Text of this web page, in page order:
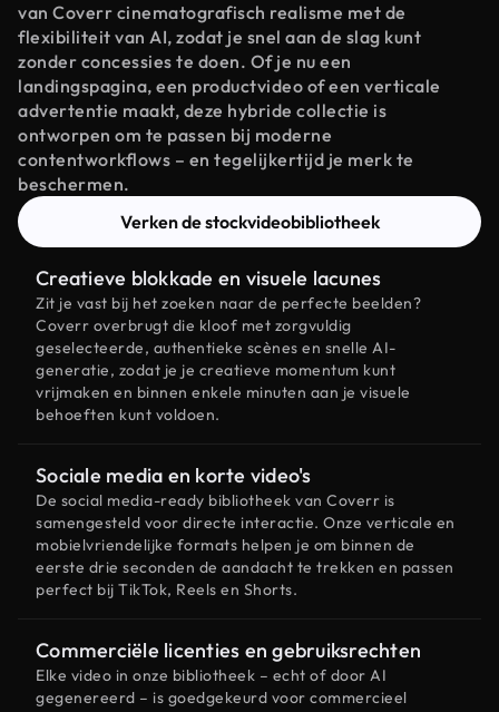
van Coverr cinematografisch realisme met de
flexibiliteit van AI, zodat je snel aan de slag kunt
zonder concessies te doen. Of je nu een
landingspagina, een productvideo of een verticale
advertentie maakt, deze hybride collectie is
ontworpen om te passen bij moderne
contentworkflows – en tegelijkertijd je merk te
beschermen.
Verken de stockvideobibliotheek
Creatieve blokkade en visuele lacunes
Zit je vast bij het zoeken naar de perfecte beelden?
Coverr overbrugt die kloof met zorgvuldig
geselecteerde, authentieke scènes en snelle AI-
generatie, zodat je je creatieve momentum kunt
vrijmaken en binnen enkele minuten aan je visuele
behoeften kunt voldoen.
Sociale media en korte video's
De social media-ready bibliotheek van Coverr is
samengesteld voor directe interactie. Onze verticale en
mobielvriendelijke formats helpen je om binnen de
eerste drie seconden de aandacht te trekken en passen
perfect bij TikTok, Reels en Shorts.
Commerciële licenties en gebruiksrechten
Elke video in onze bibliotheek – echt of door AI
gegenereerd – is goedgekeurd voor commercieel